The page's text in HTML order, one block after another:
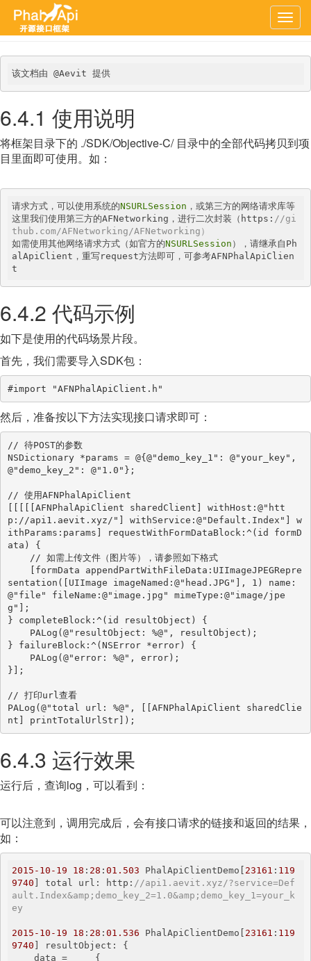
上一章文档首页
该文档由 @Aevit 提供
6.4.1 使用说明
将框架目录下的 ./SDK/Objective-C/ 目录中的全部代码拷贝到项
目里面即可使用。如：
请求方式，可以使用系统的NSURLSession ，或第三方的网络请求库等
这里我们使用第三方的AFNetworking，进行二次封装（https: //gi
thub.com/AFNetworking/AFNetworking）
如需使用其他网络请求方式（如官方的NSURLSession ），请继承自Ph
alApiClient，重写request方法即可，可参考AFNPhalApiClien
t
6.4.2 代码示例
如下是使用的代码场景片段。
首先，我们需要导入SDK包：
#import "AFNPhalApiClient.h"
然后，准备按以下方法实现接口请求即可：
// 待POST的参数
NSDictionary *params = @{@"demo_key_1": @"your_key",
@"demo_key_2": @"1.0"};
// 使用AFNPhalApiClient
[[[[[AFNPhalApiClient sharedClient] withHost:@"htt
p://api1.aevit.xyz/"] withService:@"Default.Index"] w
ithParams:params] requestWithFormDataBlock:^(id formD
ata) {
sentation([UIImage imageNamed:@"head.JPG"], 1) name:
@"file" fileName:@"image.jpg" mimeType:@"image/jpe
g"];
} completeBlock:^(id resultObject) {
} failureBlock:^(NSError *error) {
}];
// 打印url查看
PALog(@"total url: %@", [[AFNPhalApiClient sharedClie
nt] printTotalUrlStr]);
6.4.3 运行效果
运行后，查询log，可以看到：
可以注意到，调用完成后，会有接口请求的链接和返回的结果，
如：
2015 -10 -19 18 : 28 : 01.503 PhalApiClientDemo[ 23161 : 119
9740 ] total url: http: //api1.aevit.xyz/?service=Def
ault.Index&amp;demo_key_2=1.0&amp;demo_key_1=your_k
ey
2015 -10 -19 18 : 28 : 01.536 PhalApiClientDemo[ 23161 : 119
9740 ] resultObject: {